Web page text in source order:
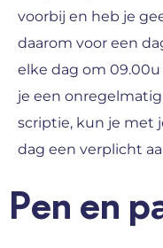
voorbij en heb je
daarom voor een
elke dag om
je een
scriptie, kun je met
dag een verplicht
Pen en